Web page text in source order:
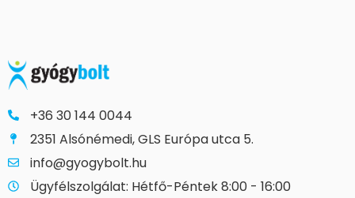
+36 30 144 0044
2351 Alsónémedi, GLS Európa utca 5.
info@gyogybolt.hu
Ügyfélszolgálat: Hétfő-Péntek 8:00 - 16:00